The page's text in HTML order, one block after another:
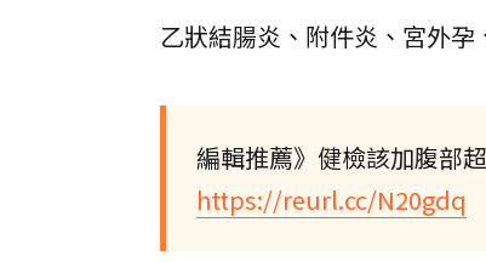
乙狀結腸炎、附件炎、宮外孕
編輯推薦》健檢該加腹部
https://reurl.cc/N20gdq